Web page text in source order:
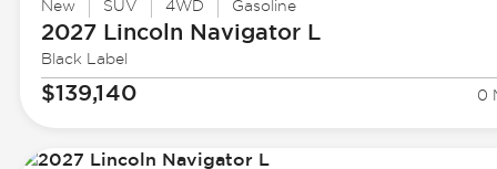
New SUV 4WD Gasoline
2027 Lincoln Navigator L
Black Label
$139,140 0